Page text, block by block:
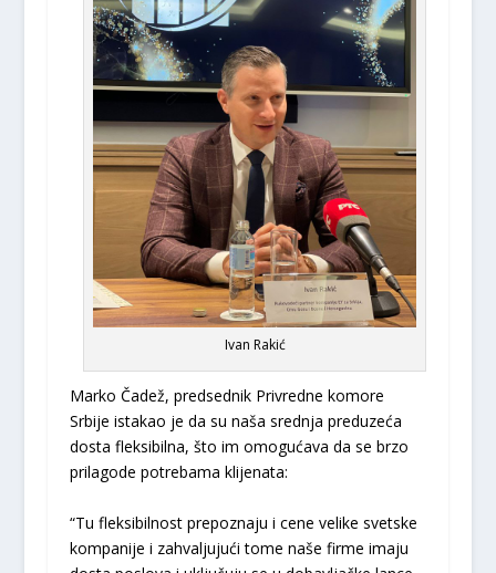
Ivan Rakić
Marko Čadež, predsednik Privredne komore
Srbije istakao je da su naša srednja preduzeća
dosta fleksibilna, što im omogućava da se brzo
prilagode potrebama klijenata:
“Tu fleksibilnost prepoznaju i cene velike svetske
kompanije i zahvaljujući tome naše firme imaju